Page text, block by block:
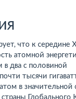
что к середине
атомной
в два с половиной
тысячи
в значительной
Глобального